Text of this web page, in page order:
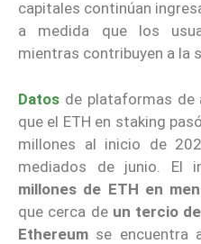
capitales continúan
a medida que los
mientras contribuyen a la
Datos de plataformas de
que el ETH en staking
millones al inicio de
mediados de junio. El
millones de ETH en
que cerca de un tercio
Ethereum se encuentra